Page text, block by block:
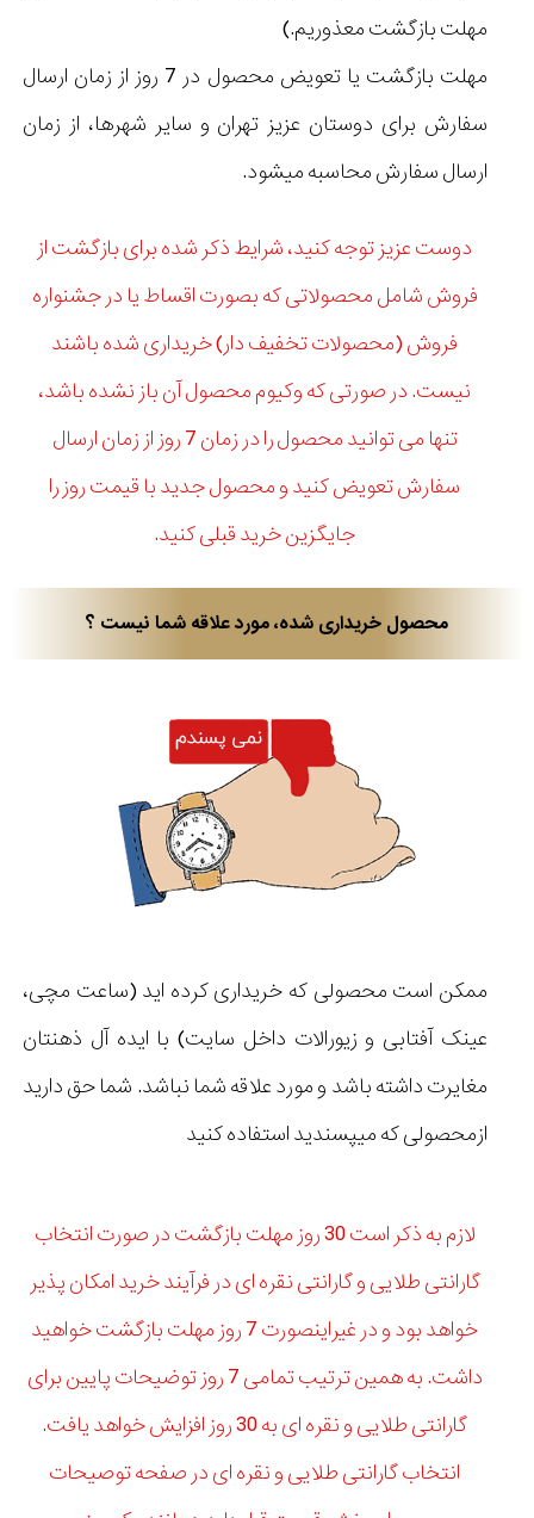
مهلت بازگشت معذوریم.)
مهلت بازگشت یا تعویض محصول در 7 روز از زمان ارسال
سفارش برای دوستان عزیز تهران و سایر شهرها، از زمان
ارسال سفارش محاسبه میشود.
دوست عزیز توجه کنید، شرایط ذکر شده برای بازگشت از
فروش شامل محصولاتی که بصورت اقساط یا در جشنواره
فروش (محصولات تخفیف دار) خریداری شده باشند
نیست. در صورتی که وکیوم محصول آن باز نشده باشد،
تنها می توانید محصول را در زمان 7 روز از زمان ارسال
سفارش تعویض کنید و محصول جدید با قیمت روز را
جایگزین خرید قبلی کنید.
محصول خریداری شده، مورد علاقه شما نیست ؟
ممکن است محصولی که خریداری کرده اید (ساعت مچی،
عینک آفتابی و زیورالات داخل سایت) با ایده آل ذهنتان
مغایرت داشته باشد و مورد علاقه شما نباشد. شما حق دارید
ازمحصولی که میپسندید استفاده کنید
لازم به ذکر است 30 روز مهلت بازگشت در صورت انتخاب
گارانتی طلایی و گارانتی نقره ای در فرآیند خرید امکان پذیر
خواهد بود و در غیراینصورت 7 روز مهلت بازگشت خواهید
داشت. به همین ترتیب تمامی 7 روز توضیحات پایین برای
گارانتی طلایی و نقره ای به 30 روز افزایش خواهد یافت.
انتخاب گارانتی طلایی و نقره ای در صفحه توصیحات